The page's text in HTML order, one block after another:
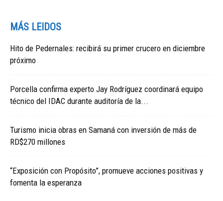
MÁS LEIDOS
Hito de Pedernales: recibirá su primer crucero en diciembre
próximo
Porcella confirma experto Jay Rodríguez coordinará equipo
técnico del IDAC durante auditoría de la...
Turismo inicia obras en Samaná con inversión de más de
RD$270 millones
“Exposición con Propósito”, promueve acciones positivas y
fomenta la esperanza